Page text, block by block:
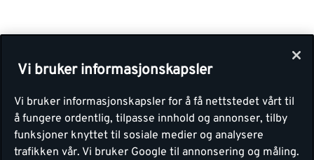
Vi bruker informasjonskapsler
Vi bruker informasjonskapsler for å få nettstedet vårt til
å fungere ordentlig, tilpasse innhold og annonser, tilby
funksjoner knyttet til sosiale medier og analysere
trafikken vår. Vi bruker Google til annonsering og måling.